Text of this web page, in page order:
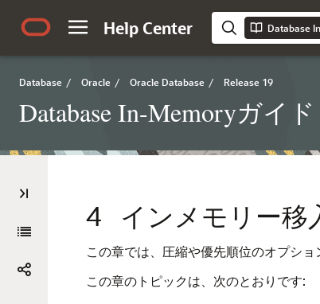
Help Center Database
Database / Oracle / Oracle Database / Release 19
Database In-Memoryガイド
4 インメモリー
この章では、圧縮や優先順位のオプシ
この章のトピックは、次のとおりです: